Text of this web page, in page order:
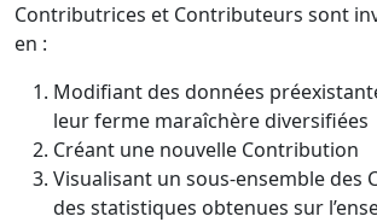
Contributrices et Contributeurs sont
en :
Modifiant des données
leur ferme maraîchère diversifiées
Créant une nouvelle Contribution
Visualisant un sous-ensemble des
des statistiques obtenues sur